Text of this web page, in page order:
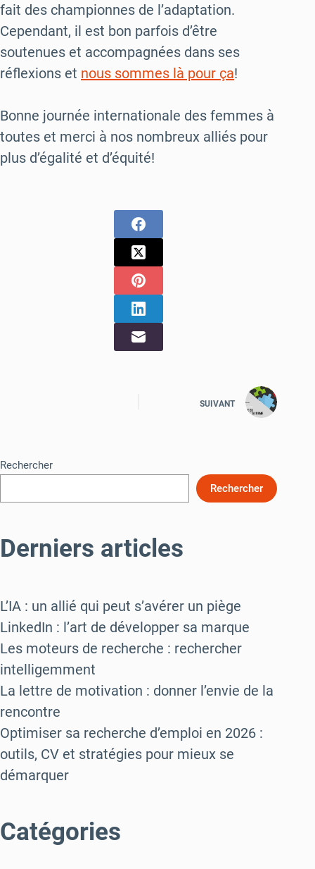
fait des championnes de l’adaptation.
Cependant, il est bon parfois d’être
soutenues et accompagnées dans ses
réflexions et nous sommes là pour ça!
Bonne journée internationale des femmes à
toutes et merci à nos nombreux alliés pour
plus d’égalité et d’équité!
SUIVANT
Rechercher
Rechercher
Derniers articles
L’IA : un allié qui peut s’avérer un piège
LinkedIn : l’art de développer sa marque
Les moteurs de recherche : rechercher
intelligemment
La lettre de motivation : donner l’envie de la
rencontre
Optimiser sa recherche d’emploi en 2026 :
outils, CV et stratégies pour mieux se
démarquer
Catégories